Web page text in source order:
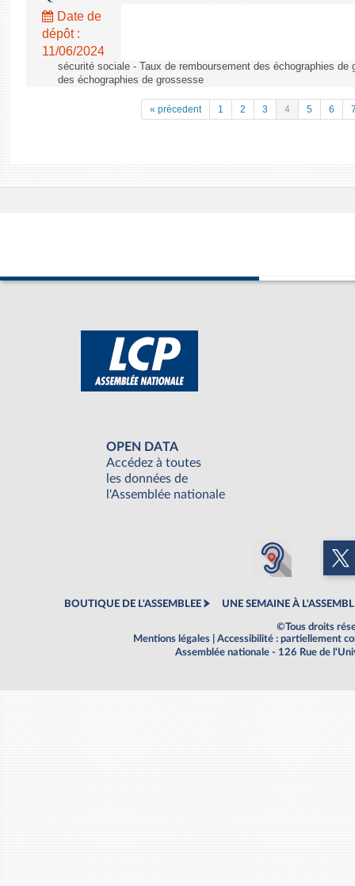
Date de
dépôt :
11/06/2024
sécurité sociale - Taux de remboursement des échographies de
des échographies de grossesse
« précedent 1 2 3 4 5 6
OPEN DATA
Accédez à toutes
les données de
l'Assemblée nationale
BOUTIQUE DE L'ASSEMBLEE UNE SEMAINE À
©Tous droits
Mentions légales
Accessibilité : partiellement
Assemblée nationale - 126 Rue de